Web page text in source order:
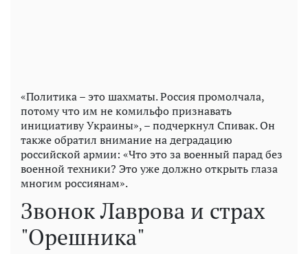
«Политика – это шахматы. Россия промолчала,
потому что им не комильфо признавать
инициативу Украины», – подчеркнул Спивак. Он
также обратил внимание на деградацию
российской армии: «Что это за военный парад без
военной техники? Это уже должно открыть глаза
многим россиянам».
Звонок Лаврова и страх
"Орешника"